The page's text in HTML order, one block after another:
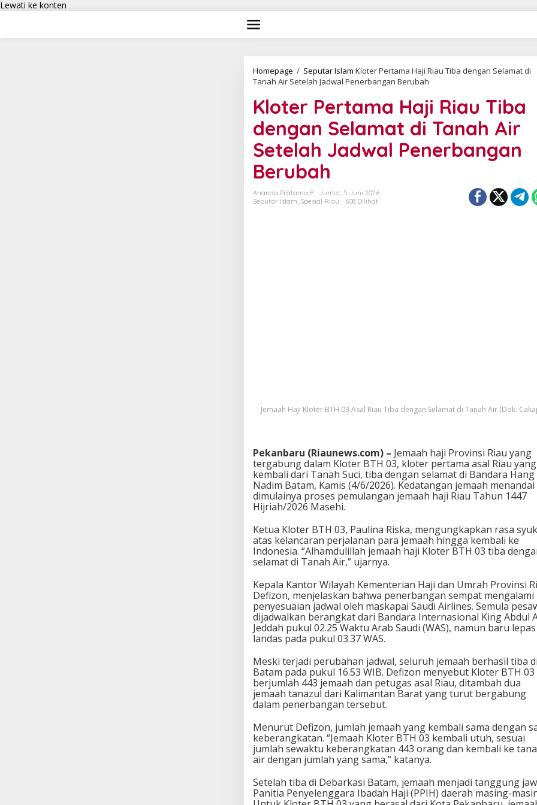
Lewati ke konten
Homepage / Seputar Islam Kloter Pertama Haji Riau Tiba dengan Selamat di
Tanah Air Setelah Jadwal Penerbangan Berubah
Kloter Pertama Haji Riau Tiba
dengan Selamat di Tanah Air
Setelah Jadwal Penerbangan
Berubah
Ananda Pratama F
Jumat, 5 Juni 2026
Seputar Islam, Spesial Riau 608 Dilihat
Jemaah Haji Kloter BTH 03 Asal Riau Tiba dengan Selamat di Tanah Air (Dok.
Pekanbaru (Riaunews.com) – Jemaah haji Provinsi Riau yang
tergabung dalam Kloter BTH 03, kloter pertama asal Riau yang
kembali dari Tanah Suci, tiba dengan selamat di Bandara Hang
Nadim Batam, Kamis (4/6/2026). Kedatangan jemaah menandai
dimulainya proses pemulangan jemaah haji Riau Tahun 1447
Hijriah/2026 Masehi.
Ketua Kloter BTH 03, Paulina Riska, mengungkapkan rasa
atas kelancaran perjalanan para jemaah hingga kembali ke
Indonesia. “Alhamdulillah jemaah haji Kloter BTH 03 tiba
selamat di Tanah Air,” ujarnya.
Kepala Kantor Wilayah Kementerian Haji dan Umrah Provinsi
Defizon, menjelaskan bahwa penerbangan sempat mengalami
penyesuaian jadwal oleh maskapai Saudi Airlines. Semula
dijadwalkan berangkat dari Bandara Internasional King Abdul
Jeddah pukul 02.25 Waktu Arab Saudi (WAS), namun baru lepas
landas pada pukul 03.37 WAS.
Meski terjadi perubahan jadwal, seluruh jemaah berhasil tiba di
Batam pada pukul 16.53 WIB. Defizon menyebut Kloter BTH 03
berjumlah 443 jemaah dan petugas asal Riau, ditambah dua
jemaah tanazul dari Kalimantan Barat yang turut bergabung
dalam penerbangan tersebut.
Menurut Defizon, jumlah jemaah yang kembali sama dengan
keberangkatan. “Jemaah Kloter BTH 03 kembali utuh, sesuai
jumlah sewaktu keberangkatan 443 orang dan kembali ke
air dengan jumlah yang sama,” katanya.
Setelah tiba di Debarkasi Batam, jemaah menjadi tanggung
Panitia Penyelenggara Ibadah Haji (PPIH) daerah masing-